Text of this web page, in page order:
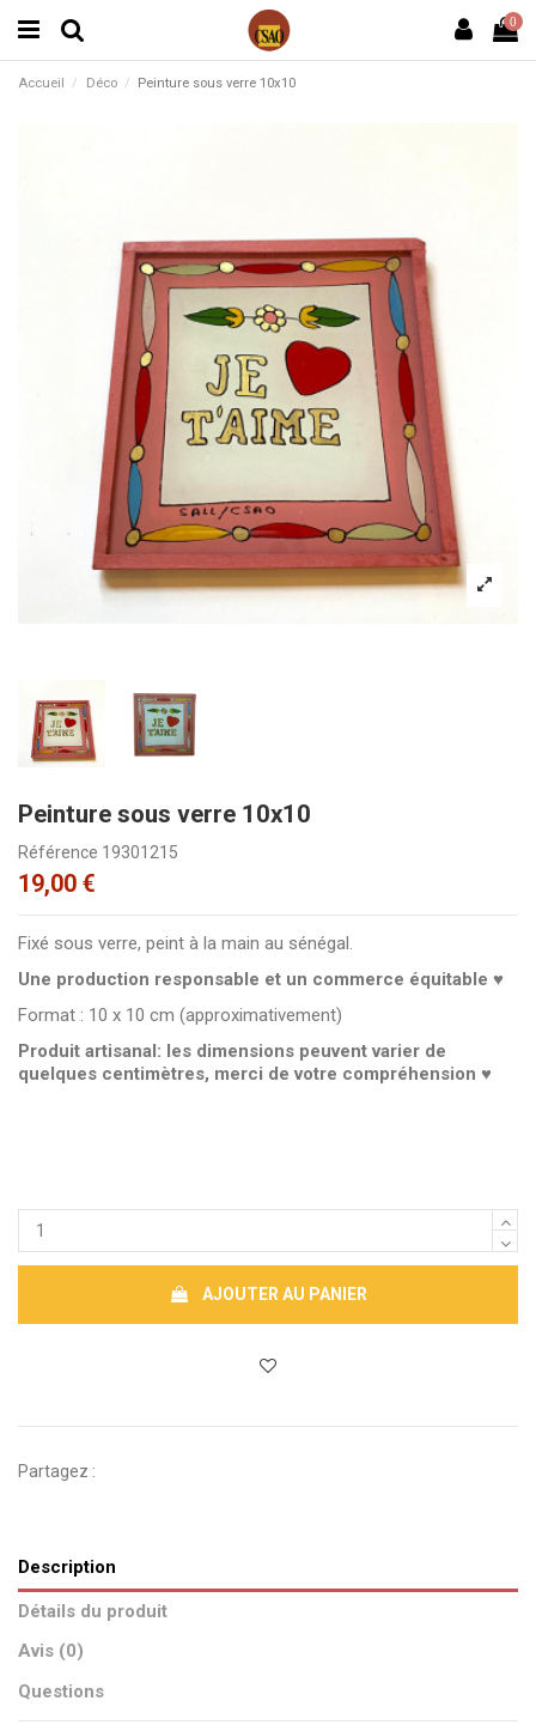
0
Accueil Déco Peinture sous verre 10x10
Peinture sous verre 10x10
Référence 19301215
19,00 €
Fixé sous verre, peint à la main au sénégal.
Une production responsable et un commerce équitable ♥
Format : 10 x 10 cm (approximativement)
Produit artisanal: les dimensions peuvent varier de
quelques centimètres, merci de votre compréhension ♥
AJOUTER AU PANIER
Partagez :
Description
Détails du produit
Avis (0)
Questions